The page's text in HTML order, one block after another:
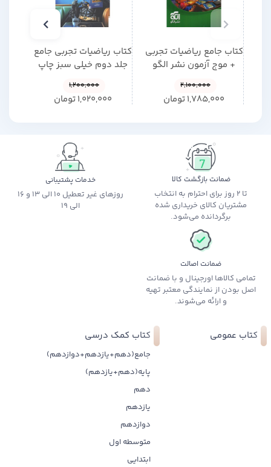
کتاب جامع ریاضیات تجربی
+ موج آزمون نشر الگو
2,100,000
1,785,000تومان
کتاب ریاضیات تجربی جامع
جلد دوم خیلی سبز چاپ
1,200,000
1,020,000تومان
ضمانت بازگشت کالا
تا 2 روز برای احترام به انتخاب
مشتریان کالای خریداری شده
برگردانده می‌شود.
خدمات پشتیبانی
روزهای غیر تعطیل 10 الی 13 و 16
الی 19
ضمانت اصالت
تمامی کالاها اورجینال و با ضمانت
اصل بودن از نمایندگی معتبر تهیه
و ارائه می‌شوند.
کتاب عمومی کتاب کمک درسی
جامع(دهم+یازدهم+دوازدهم)
پایه(دهم+یازدهم)
دهم
یازدهم
دوازدهم
متوسطه اول
ابتدایی